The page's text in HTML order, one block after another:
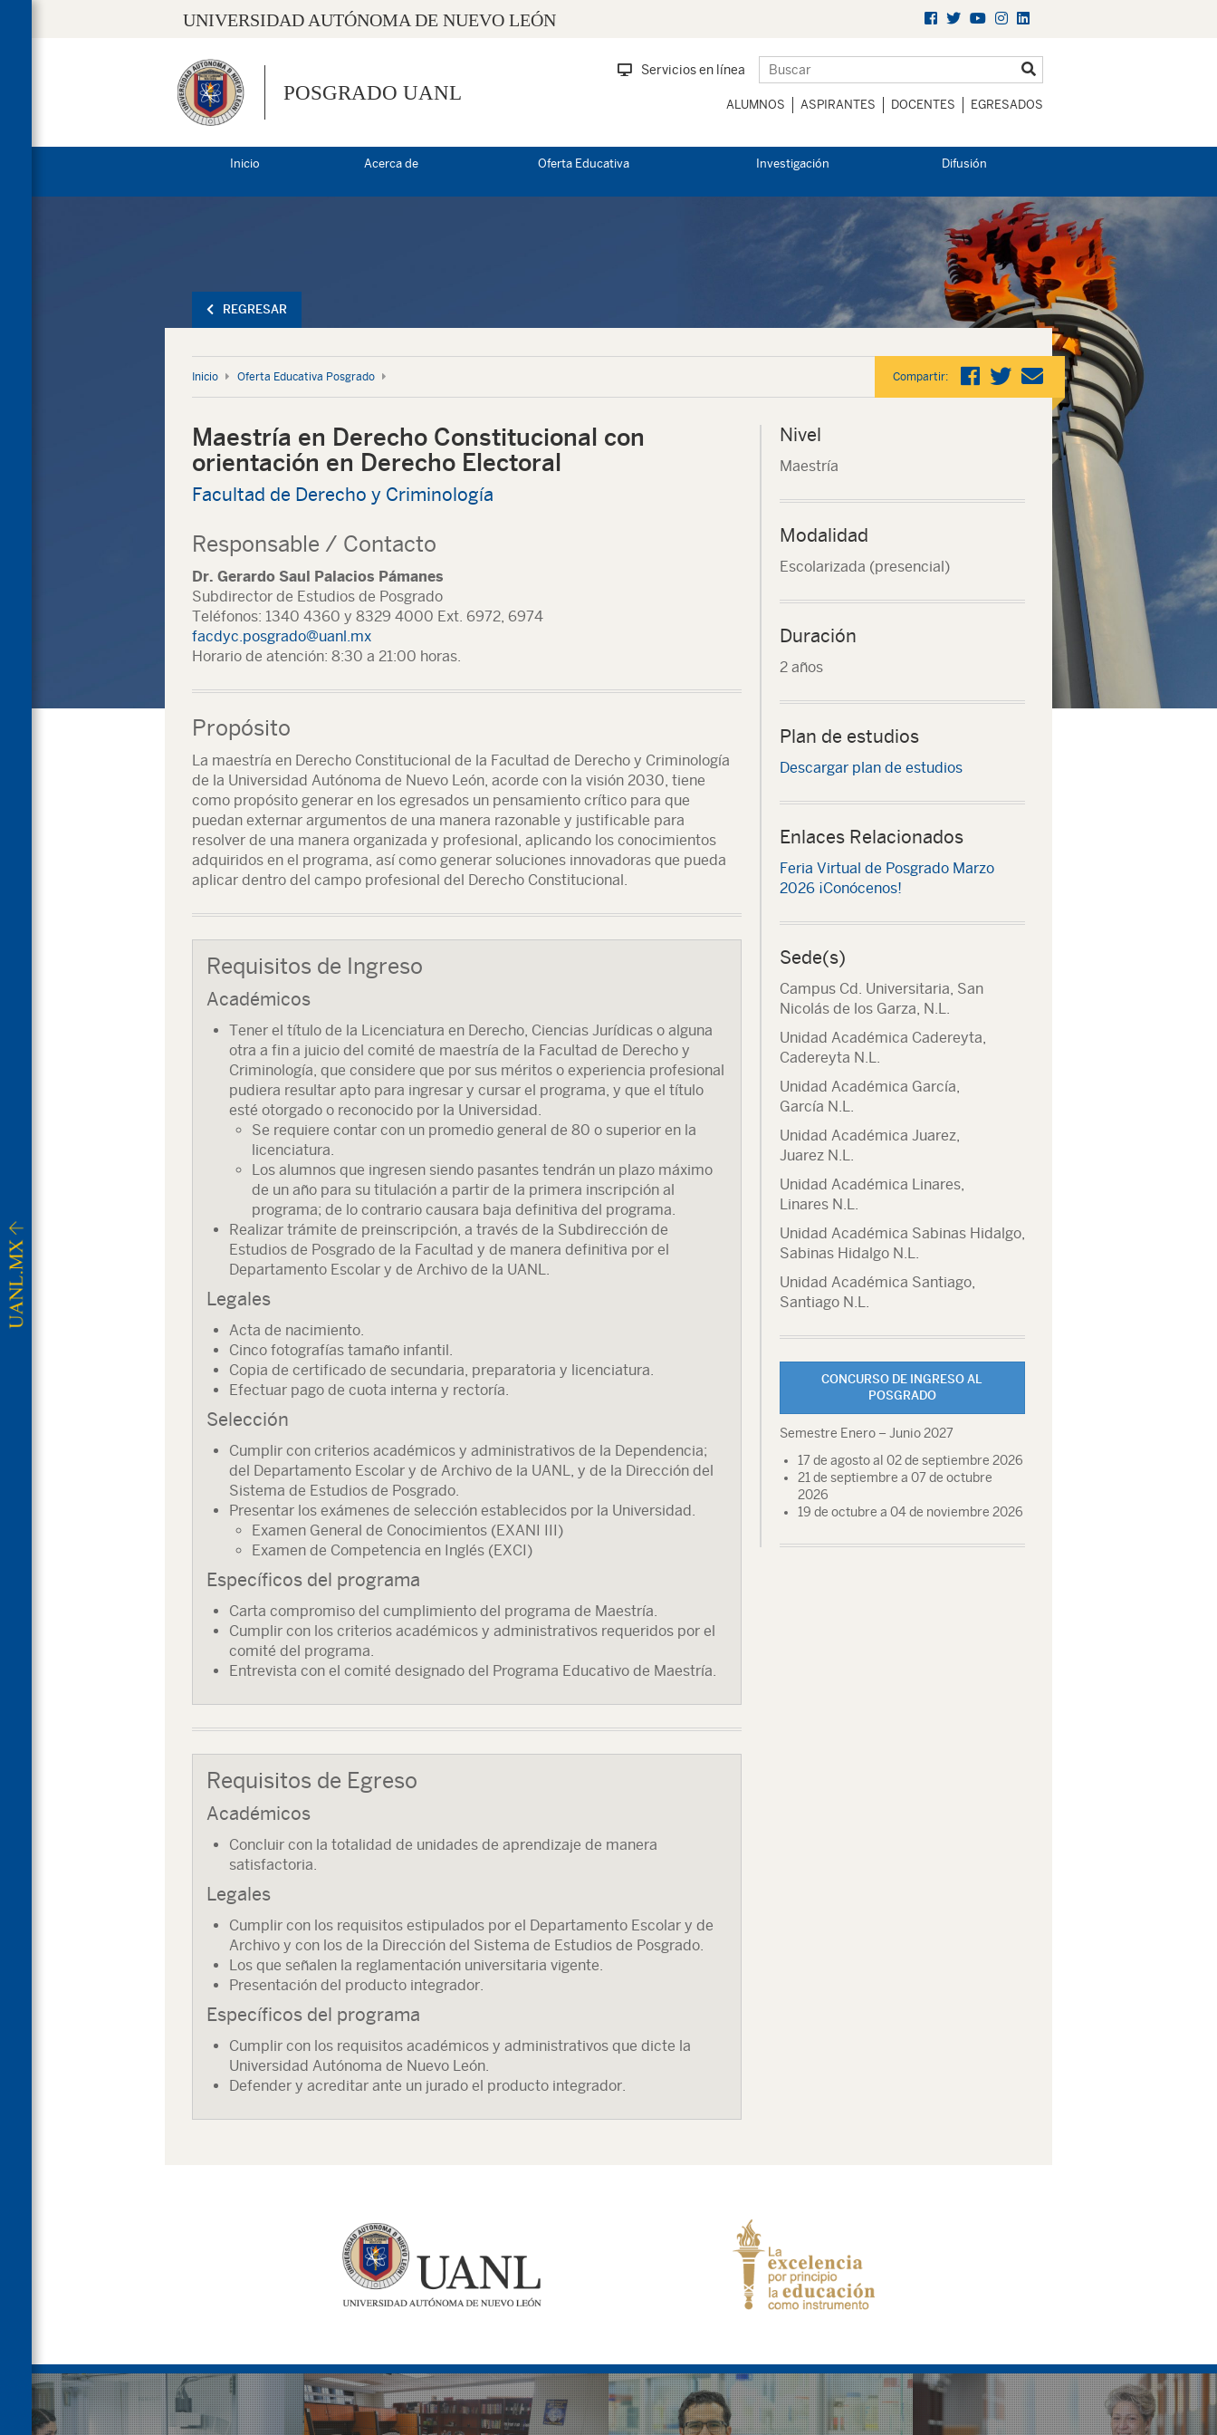
UNIVERSIDAD AUTÓNOMA DE NUEVO LEÓN
POSGRADO UANL
Servicios en línea
ALUMNOS ASPIRANTES DOCENTES EGRESADOS
Inicio Acerca de Oferta Educativa Investigación Difusión
REGRESAR
Inicio Oferta Educativa Posgrado Compartir:
Maestría en Derecho Constitucional con
orientación en Derecho Electoral
Facultad de Derecho y Criminología
Responsable / Contacto
Dr. Gerardo Saul Palacios Pámanes
Subdirector de Estudios de Posgrado
Teléfonos: 1340 4360 y 8329 4000 Ext. 6972, 6974
facdyc.posgrado@uanl.mx
Horario de atención: 8:30 a 21:00 horas.
Propósito
La maestría en Derecho Constitucional de la Facultad de Derecho y Criminología
de la Universidad Autónoma de Nuevo León, acorde con la visión 2030, tiene
como propósito generar en los egresados un pensamiento crítico para que
puedan externar argumentos de una manera razonable y justificable para
resolver de una manera organizada y profesional, aplicando los conocimientos
adquiridos en el programa, así como generar soluciones innovadoras que pueda
aplicar dentro del campo profesional del Derecho Constitucional.
Requisitos de Ingreso
Académicos
Tener el título de la Licenciatura en Derecho, Ciencias Jurídicas o alguna
otra a fin a juicio del comité de maestría de la Facultad de Derecho y
Criminología, que considere que por sus méritos o experiencia profesional
pudiera resultar apto para ingresar y cursar el programa, y que el título
esté otorgado o reconocido por la Universidad.
Se requiere contar con un promedio general de 80 o superior en la
licenciatura.
Los alumnos que ingresen siendo pasantes tendrán un plazo máximo
de un año para su titulación a partir de la primera inscripción al
programa; de lo contrario causara baja definitiva del programa.
Realizar trámite de preinscripción, a través de la Subdirección de
Estudios de Posgrado de la Facultad y de manera definitiva por el
Departamento Escolar y de Archivo de la UANL.
Legales
Acta de nacimiento.
Cinco fotografías tamaño infantil.
Copia de certificado de secundaria, preparatoria y licenciatura.
Efectuar pago de cuota interna y rectoría.
Selección
Cumplir con criterios académicos y administrativos de la Dependencia;
del Departamento Escolar y de Archivo de la UANL, y de la Dirección del
Sistema de Estudios de Posgrado.
Presentar los exámenes de selección establecidos por la Universidad.
Examen General de Conocimientos (EXANI III)
Examen de Competencia en Inglés (EXCI)
Específicos del programa
Carta compromiso del cumplimiento del programa de Maestría.
Cumplir con los criterios académicos y administrativos requeridos por el
comité del programa.
Entrevista con el comité designado del Programa Educativo de Maestría.
Requisitos de Egreso
Académicos
Concluir con la totalidad de unidades de aprendizaje de manera
satisfactoria.
Legales
Cumplir con los requisitos estipulados por el Departamento Escolar y de
Archivo y con los de la Dirección del Sistema de Estudios de Posgrado.
Los que señalen la reglamentación universitaria vigente.
Presentación del producto integrador.
Específicos del programa
Cumplir con los requisitos académicos y administrativos que dicte la
Universidad Autónoma de Nuevo León.
Defender y acreditar ante un jurado el producto integrador.
Nivel
Maestría
Modalidad
Escolarizada (presencial)
Duración
2 años
Plan de estudios
Descargar plan de estudios
Enlaces Relacionados
Feria Virtual de Posgrado Marzo
2026 ¡Conócenos!
Sede(s)
Campus Cd. Universitaria, San
Nicolás de los Garza, N.L.
Unidad Académica Cadereyta,
Cadereyta N.L.
Unidad Académica García,
García N.L.
Unidad Académica Juarez,
Juarez N.L.
Unidad Académica Linares,
Linares N.L.
Unidad Académica Sabinas Hidalgo,
Sabinas Hidalgo N.L.
Unidad Académica Santiago,
Santiago N.L.
CONCURSO DE INGRESO AL
POSGRADO
Semestre Enero – Junio 2027
17 de agosto al 02 de septiembre 2026
21 de septiembre a 07 de octubre
2026
19 de octubre a 04 de noviembre 2026